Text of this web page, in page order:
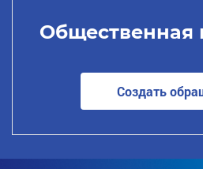
Общественная
Создать